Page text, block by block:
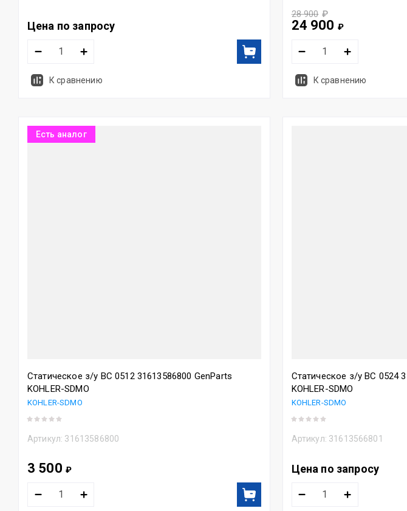
Цена по запросу
К сравнению
28 900 ₽
24 900 ₽
К сравнению
Есть аналог
Статическое з/у BC 0512 31613586800 GenParts
KOHLER-SDMO
KOHLER-SDMO
Артикул: 31613586800
3 500 ₽
Статическое з/у BC 0524
KOHLER-SDMO
KOHLER-SDMO
Артикул: 31613566801
Цена по запросу